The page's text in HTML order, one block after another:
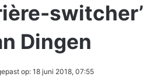
switcher’
Dingen
op: 18 juni 2018, 07:55